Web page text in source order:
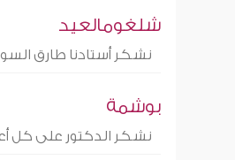
شلغومالعيد
نشكر أستادنا طارق
بوشمة
نشكر الدكتور على كل